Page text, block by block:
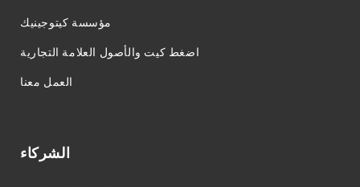
مؤسسة كيتوجينيك
اضغط كيت والأصول العلامة التجارية
العمل معنا
الشركاء